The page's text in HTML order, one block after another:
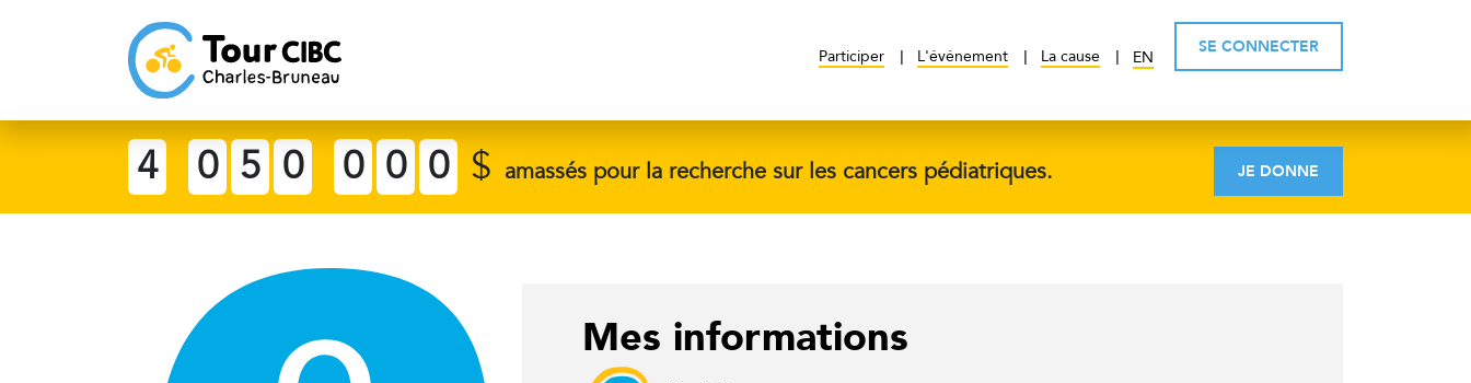
Participer L'événement La cause EN
SE CONNECTER
4 0 5 0 0 0 0 $ amassés pour la recherche sur les cancers pédiatriques. JE DONNE
Mes informations